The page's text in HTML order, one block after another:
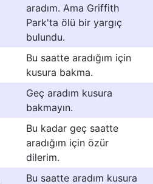
aradım. Ama Griffith
Park'ta ölü bir yargıç
bulundu.
Bu saatte aradığım için
kusura bakma.
Geç aradım kusura
bakmayın.
Bu kadar geç saatte
aradığım için özür
dilerim.
Bu saatte aradım kusura